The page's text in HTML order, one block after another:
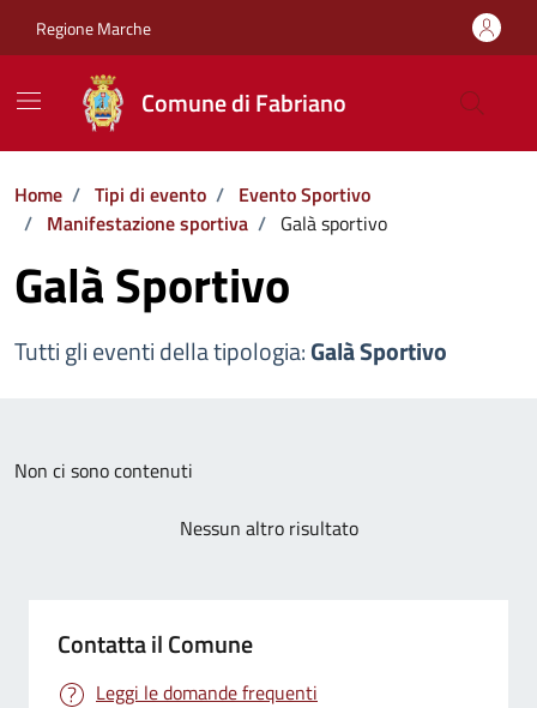
Regione Marche
Comune di Fabriano
Home / Tipi di evento / Evento Sportivo
/ Manifestazione sportiva / Galà sportivo
Galà Sportivo
Tutti gli eventi della tipologia:Galà Sportivo
Non ci sono contenuti
Nessun altro risultato
Contatta il Comune
Leggi le domande frequenti